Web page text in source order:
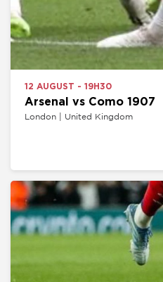
12 AUGUST - 19H30
Arsenal vs Como 1907
London | United Kingdom